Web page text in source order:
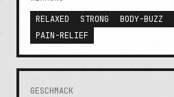
RELAXED
STRONG BODY-BUZZ
PAIN-RELIEF
GESCHMACK